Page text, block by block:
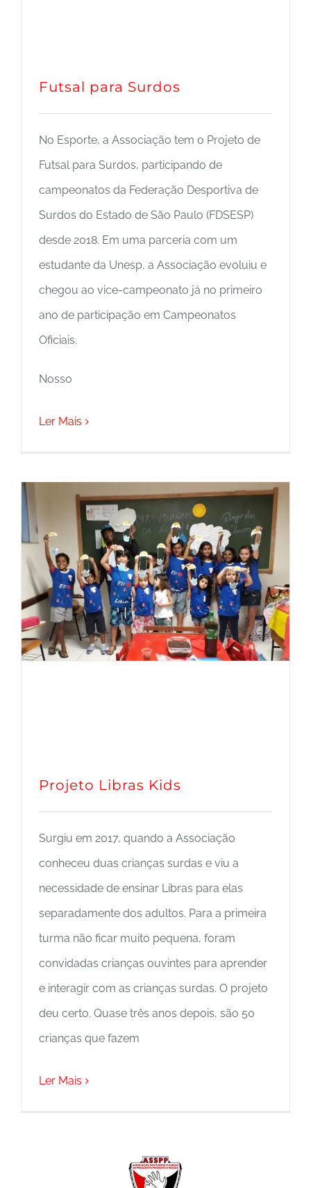
Futsal para Surdos
No Esporte, a Associação tem o Projeto de
Futsal para Surdos, participando de
campeonatos da Federação Desportiva de
Surdos do Estado de São Paulo (FDSESP)
desde 2018. Em uma parceria com um
estudante da Unesp, a Associação evoluiu e
chegou ao vice-campeonato já no primeiro
ano de participação em Campeonatos
Oficiais.
Nosso
Ler Mais
Projeto Libras Kids
Surgiu em 2017, quando a Associação
conheceu duas crianças surdas e viu a
necessidade de ensinar Libras para elas
separadamente dos adultos. Para a primeira
turma não ficar muito pequena, foram
convidadas crianças ouvintes para aprender
e interagir com as crianças surdas. O projeto
deu certo. Quase três anos depois, são 50
crianças que fazem
Ler Mais